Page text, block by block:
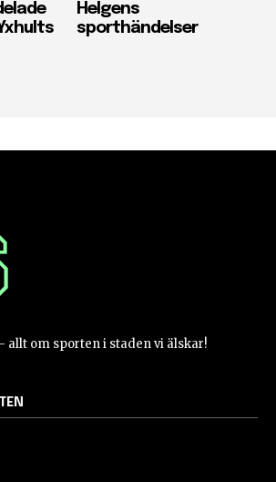
Helgens
sporthändelser
allt om sporten i staden vi älskar!